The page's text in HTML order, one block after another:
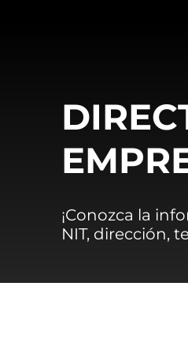
¡Conozca la
NIT, dirección,